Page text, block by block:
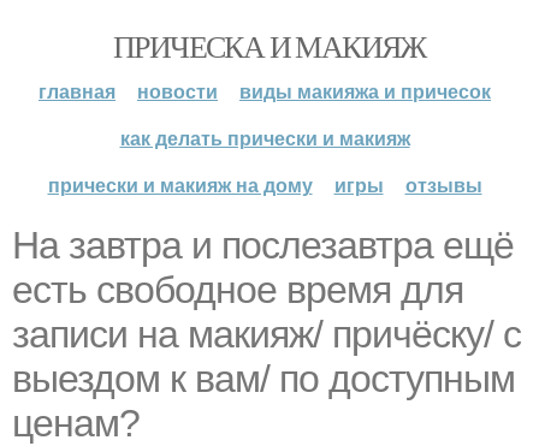
ПРИЧЕСКА И МАКИЯЖ
главная новости
виды макияжа и причесок
как делать прически и макияж
прически и макияж на дому
игры отзывы
На завтра и послезавтра ещё
есть свободное время для
записи на макияж/ причёску/ с
выездом к вам/ по доступным
ценам?